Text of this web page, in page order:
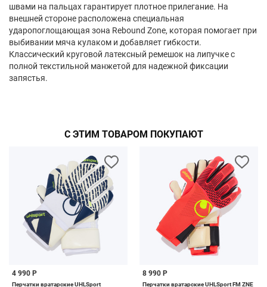
швами на пальцах гарантирует плотное прилегание. На
внешней стороне расположена специальная
ударопоглощающая зона Rebound Zone, которая помогает при
выбивании мяча кулаком и добавляет гибкости.
Классический круговой латексный ремешок на липучке с
полной текстильной манжетой для надежной фиксации
запястья.
С ЭТИМ ТОВАРОМ ПОКУПАЮТ
4 990 Р
Перчатки вратарские UHLSport
8 990 Р
Перчатки вратарские UHLSport FM ZNE